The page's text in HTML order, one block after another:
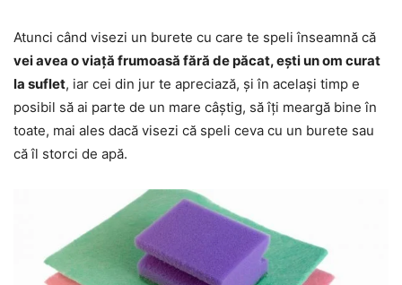
Atunci când visezi un burete cu care te speli înseamnă că
vei avea o viață frumoasă fără de păcat, ești un om curat
la suflet, iar cei din jur te apreciază, și în același timp e
posibil să ai parte de un mare câștig, să îți meargă bine în
toate, mai ales dacă visezi că speli ceva cu un burete sau
că îl storci de apă.